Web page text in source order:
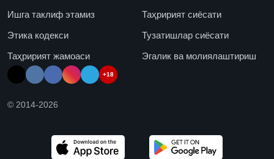
Ишга таклиф этамиз
Таҳририят сиёсати
Этика кодекси
Тузатишлар сиёсати
Таҳририят жамоаси
Эгалик ва молиялаштириш
+18
© 2014-2026